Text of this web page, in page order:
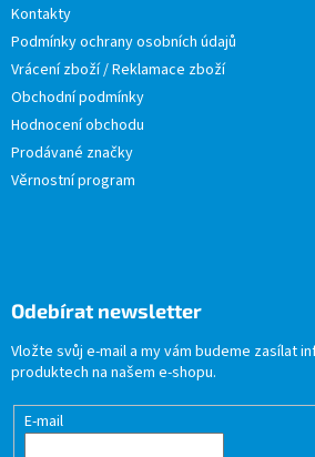
Kontakty
Podmínky ochrany osobních údajů
Vrácení zboží / Reklamace zboží
Obchodní podmínky
Hodnocení obchodu
Prodávané značky
Věrnostní program
Odebírat newsletter
Vložte svůj e-mail a my vám budeme zasílat
produktech na našem e-shopu.
E-mail